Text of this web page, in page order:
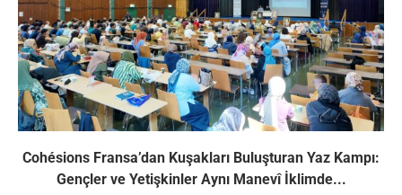
Cohésions Fransa’dan Kuşakları Buluşturan Yaz Kampı:
Gençler ve Yetişkinler Aynı Manevî İklimde...